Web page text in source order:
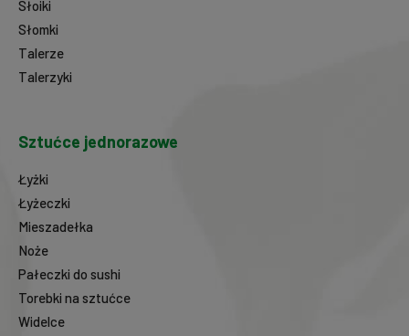
Słoiki
Słomki
Talerze
Talerzyki
Sztućce jednorazowe
Łyżki
Łyżeczki
Mieszadełka
Noże
Pałeczki do sushi
Torebki na sztućce
Widelce